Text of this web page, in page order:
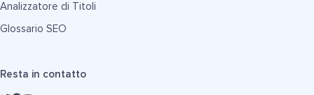
Analizzatore di Titoli
Glossario SEO
Resta in contatto